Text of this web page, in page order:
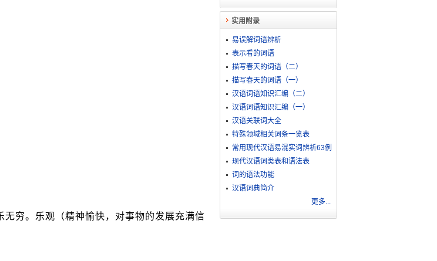
穷。乐观（精神愉快，对事物的发展充满信
实用附录
易误解词语辨析
表示看的词语
描写春天的词语（二）
描写春天的词语（一）
汉语词语知识汇编（二）
汉语词语知识汇编（一）
汉语关联词大全
特殊领域相关词条一览表
常用现代汉语易混实词辨析63例
现代汉语词类表和语法表
词的语法功能
汉语词典简介
更多...